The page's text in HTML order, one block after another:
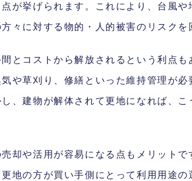
が挙げられます。これにより、台風
々に対する物的・人的被害のリスクを
とコストから解放されるという利点
や草刈り、修繕といった維持管理が
、建物が解体されて更地になれば、
却や活用が容易になる点もメリット
地の方が買い手側にとって利用用途